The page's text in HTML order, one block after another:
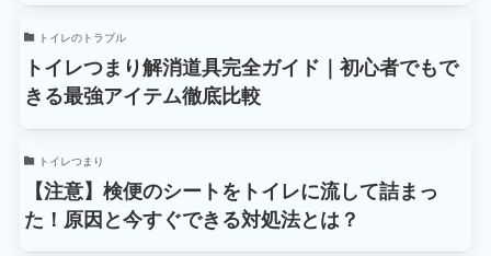
トイレのトラブル
トイレつまり解消道具完全ガイド｜初心者でもで
きる最強アイテム徹底比較
トイレつまり
【注意】検便のシートをトイレに流して詰まっ
た！原因と今すぐできる対処法とは？